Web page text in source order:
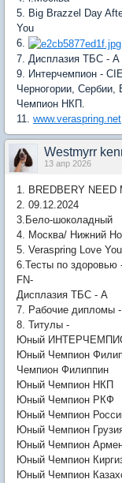
5. Big Brazzel Day
You
6.
7. Дисплазия ТБС - А
9. Интерчемпион -
Черногории,
Чемпион НКП.
11. www.veraspring.net
Westmyrr
13 апр 2026
1. BREDBERY NEED
2. 09.12.2024
3.Бело-шоколадный
4. Москва/ Нижний
5. Veraspring Love
6.Тесты по здоровью
FN-
Дисплазия ТБС - А
7. Рабочие дипломы -
8. Титулы -
Юный
Юный Чемпион
Чемпион Филиппин
Юный Чемпион НКП
Юный Чемпион РКФ
Юный Чемпион
Юный Чемпион
Юный Чемпион
Юный Чемпион
Юный Чемпион